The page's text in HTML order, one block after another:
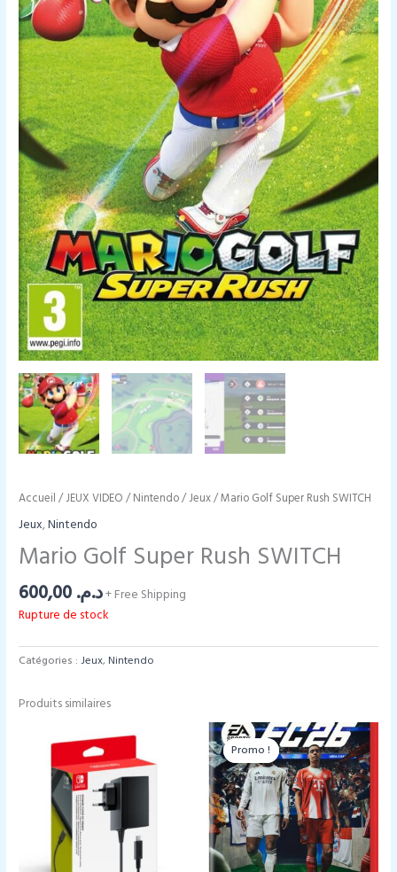
Accueil /JEUX VIDEO /Nintendo/Jeux/ Mario Golf Super Rush SWITCH
Jeux,Nintendo
Mario Golf Super Rush SWITCH
د.م.+ Free Shipping
Rupture de stock
Catégories :Jeux, Nintendo
Produits similaires
Promo !
Promo !